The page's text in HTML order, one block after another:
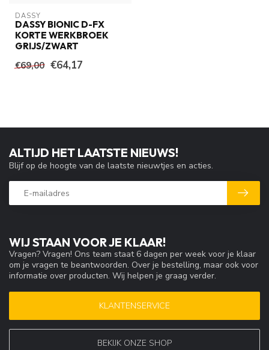
DASSY
DASSY BIONIC D-FX
KORTE WERKBROEK
GRIJS/ZWART
€69,00 €64,17
WIJ STAAN VOOR JE KLAAR!
Vragen? Vragen! Ons team staat 6 dagen per week voor je klaar
om je vragen te beantwoorden. Over je bestelling, maar ook voor
informatie over producten. Wij helpen je graag verder.
KLANTENSERVICE
BEKIJK ONZE SHOP
ALTIJD HET LAATSTE NIEUWS!
Blijf op de hoogte van de laatste nieuwtjes en acties.